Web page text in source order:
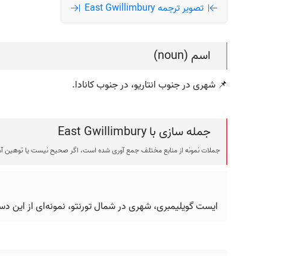
تصویر ترجمه East Gwillimbury
اسم (noun)
📌 شهری در جنوب انتاریو، در جنوب کانادا.
جمله سازی با East Gwillimbury
جملات نمونه از منابع مختلف جمع آوری شده است، اگر صحیح نیست یا توهین
ایست گویلیمبری، شهری در شمال تورنتو، نمونه‌ای از